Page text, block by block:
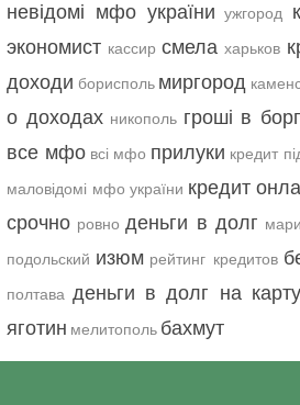
невідомі мфо україни ужгород
экономист кассир смела харьков
доходи борисполь миргород
о доходах никополь гроші в
все мфо всі мфо прилуки кредит
маловідомі мфо україни кредит
срочно ровно деньги в долг
подольский изюм рейтинг кредитов
полтава деньги в долг на карту
яготин мелитополь бахмут